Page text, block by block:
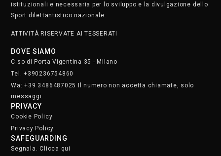
istituzionali e necessaria per lo sviluppo e la divulgazione dello
Sport dilettantistico nazionale.
ATTIVITÀ RISERVATE AI TESSERATI
DOVE SIAMO
C.so di Porta Vigentina 35 - Milano
Tel. +390236754860
Wa: +39 3486487025 Il numero non accetta chiamate, solo
messaggi
PRIVACY
Cookie Policy
Privacy Policy
SAFEGUARDING
Segnala. Clicca qui